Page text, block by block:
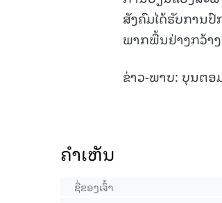
ສັງຄົມໄດ້ຮັບການ
ພາກພື້ນຢ່າງກວ້າ
ຂ່າວ-ພາບ: ບຸນຕອ
ຄໍາເຫັນ